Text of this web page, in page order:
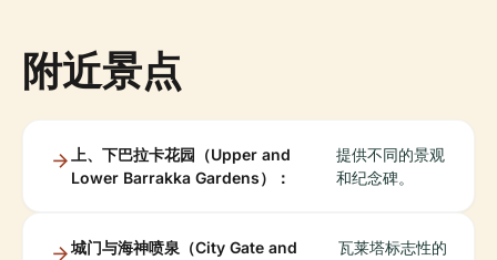
附近景点
上、下巴拉卡花园（Upper and
Lower Barrakka Gardens）：
提供不同的景观
和纪念碑。
城门与海神喷泉（City Gate and
瓦莱塔标志性的